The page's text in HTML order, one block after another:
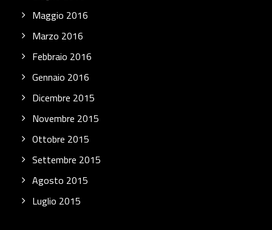
Maggio 2016
Marzo 2016
Febbraio 2016
Gennaio 2016
Dicembre 2015
Novembre 2015
Ottobre 2015
Settembre 2015
Agosto 2015
Luglio 2015